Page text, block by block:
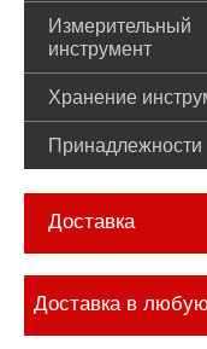
Измерительный
инструмент
Хранение
Принадлежности
Доставка
Доставка в